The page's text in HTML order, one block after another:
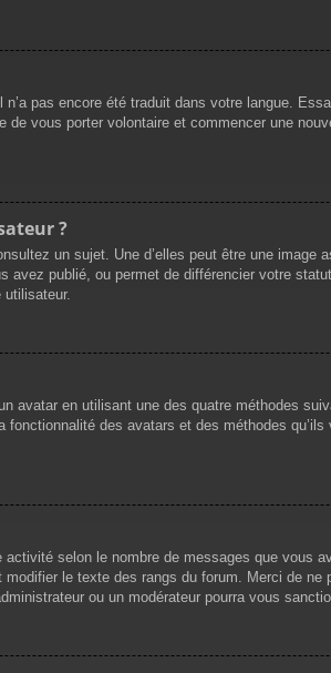
pas encore été traduit dans votre langue.
vous porter volontaire et commencer une
?
un sujet. Une d’elles peut être une
publié, ou permet de différencier votre
avatar en utilisant une des quatre méthodes
des avatars et des méthodes
activité selon le nombre de messages que
le texte des rangs du forum. Merci de
ou un modérateur pourra vous